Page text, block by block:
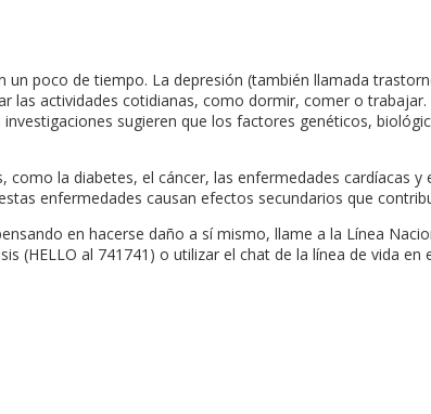
poco de tiempo. La depresión (también llamada
actividades cotidianas, como dormir, comer o
sugieren que los factores genéticos,
la diabetes, el cáncer, las enfermedades cardíacas y
enfermedades causan efectos secundarios que
en hacerse daño a sí mismo, llame a la Línea
(HELLO al 741741) o utilizar el chat de la línea de vida